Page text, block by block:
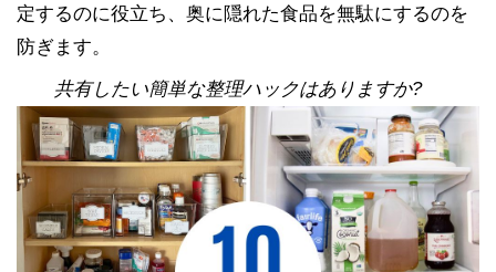
定するのに役立ち、奥に隠れた食品を無駄にするのを
防ぎます。
共有したい簡単な整理ハックはありますか?